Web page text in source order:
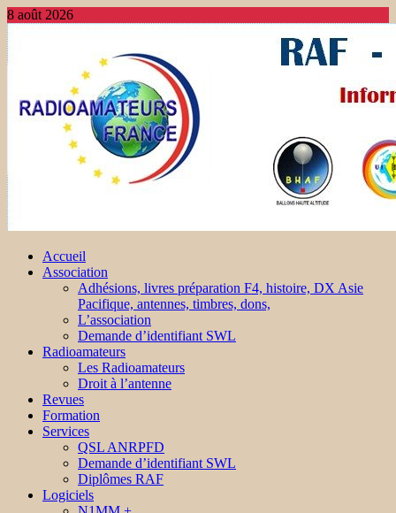
8 août 2026
Accueil
Association
Adhésions, livres préparation F4, histoire, DX Asie
Pacifique, antennes, timbres, dons,
L’association
Demande d’identifiant SWL
Radioamateurs
Les Radioamateurs
Droit à l’antenne
Revues
Formation
Services
QSL ANRPFD
Demande d’identifiant SWL
Diplômes RAF
Logiciels